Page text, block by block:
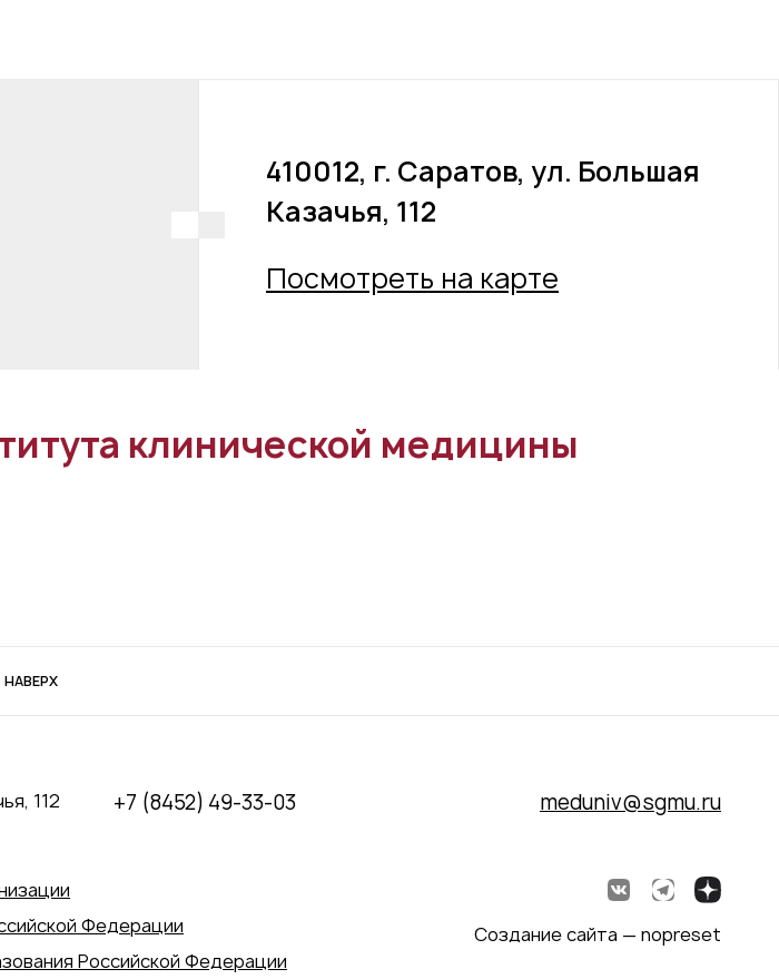
410012, г. Саратов, ул. Большая
Казачья, 112
Посмотреть на карте
клинической медицины
НАВЕРХ
112
+7 (8452) 49-33-03 meduniv@sgmu.ru
Федерации
Российской Федерации
Создание сайта — nopreset